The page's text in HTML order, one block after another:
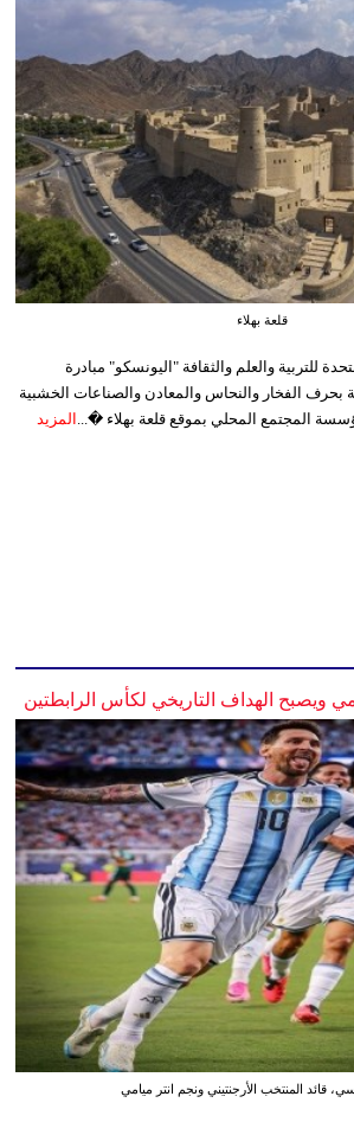
قلعة بهلاء
للتربية والعلم والثقافة "اليونسكو" مبادرة
بحرف الفخار والنحاس والمعادن والصناعات الخشبية
المجتمع المحلي بموقع قلعة بهلاء �... المزيد
ويصبح الهداف التاريخي لكأس الرابطتين
قائد المنتخب الأرجنتيني ونجم انتر ميامي